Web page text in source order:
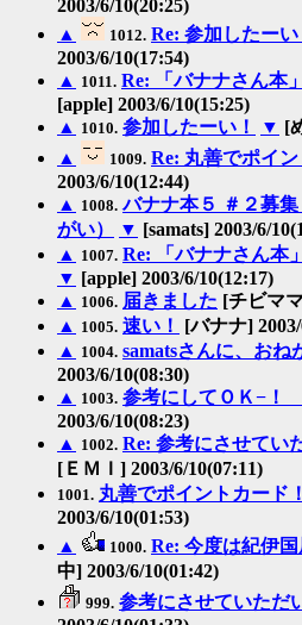
2003/6/10(20:25)
▲
1012. Re: 参加したーい
2003/6/10(17:54)
▲ 1011. Re: 「バナナさん本
[apple] 2003/6/10(15:25)
▲ 1010. 参加したーい！ ▼ [
▲
1009. Re: 丸善でポイン
2003/6/10(12:44)
▲ 1008. バナナ本５ ＃２募
がい）
▼ [samats] 2003/6/
▲ 1007. Re: 「バナナさん本
▼ [apple] 2003/6/10(12:17)
▲ 1006. 届きました [チビマ
▲ 1005. 速い！
[バナナ]
▲ 1004. samatsさんに、おね
2003/6/10(08:30)
▲ 1003. 参考にしてＯＫ−
2003/6/10(08:23)
▲ 1002. Re: 参考にさせてい
[ＥＭＩ] 2003/6/10(07:11)
1001. 丸善でポイントカード！
2003/6/10(01:53)
▲
1000. Re: 今度は紀伊
中] 2003/6/10(01:42)
999. 参考にさせていただ